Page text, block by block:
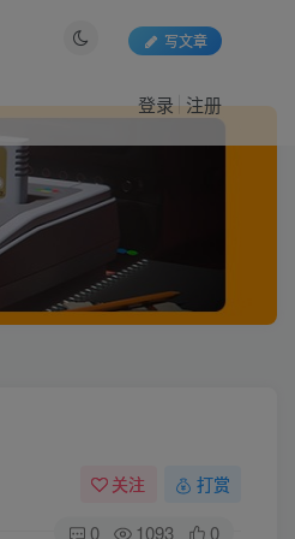
写文章
登录 注册
关注 打赏
0 1093 0